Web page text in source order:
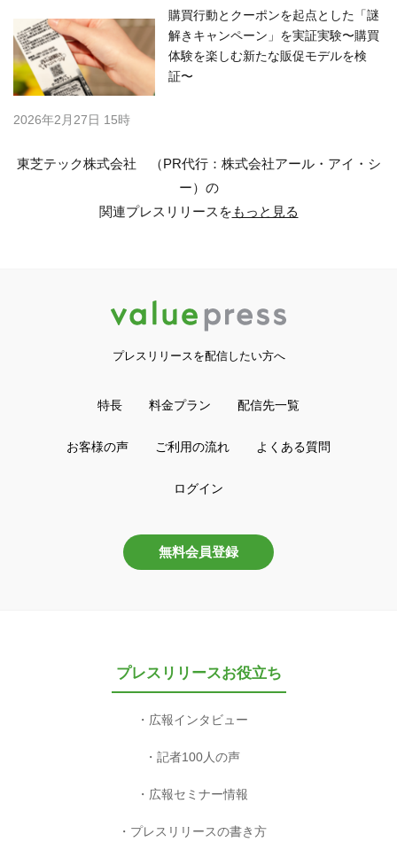
購買行動とクーポンを起点とした「謎
解きキャンペーン」を実証実験〜購買
体験を楽しむ新たな販促モデルを検
証〜
2026年2月27日 15時
東芝テック株式会社 （PR代行：株式会社アール・アイ・シ
ー）の
関連プレスリリースをもっと見る
プレスリリースを配信したい方へ
特長 料金プラン 配信先一覧
お客様の声 ご利用の流れ よくある質問
ログイン
無料会員登録
プレスリリースお役立ち
広報インタビュー
記者100人の声
広報セミナー情報
プレスリリースの書き方